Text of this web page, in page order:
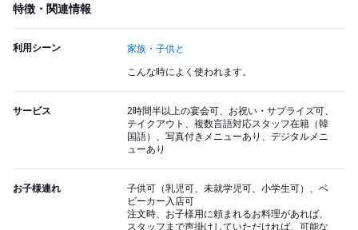
特徴・関連情報
利用シーン 家族・子供と
こんな時によく使われます。
サービス
2時間半以上の宴会可、お祝い・サプライズ可、
テイクアウト、複数言語対応スタッフ在籍（韓
国語）、写真付きメニューあり、デジタルメニ
ューあり
お子様連れ
子供可（乳児可、未就学児可、小学生可）、ベ
ビーカー入店可
注文時、お子様用に頼まれるお料理があれば、
スタッフまで声掛けしていただければ、可能な